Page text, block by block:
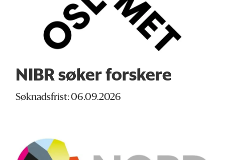
NIBR søker forskere
Søknadsfrist: 06.09.2026